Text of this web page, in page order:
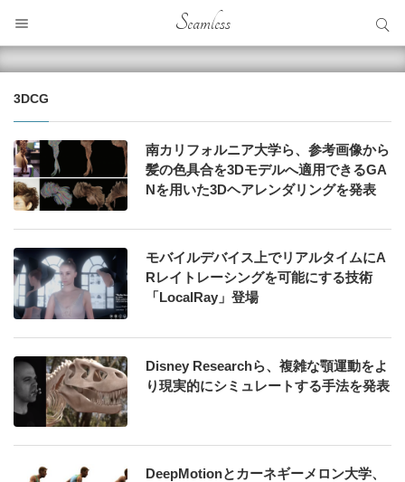
Seamless
3DCG
南カリフォルニア大学ら、参考画像から
髪の色具合を3Dモデルへ適用できるGA
Nを用いた3Dヘアレンダリングを発表
モバイルデバイス上でリアルタイムにA
Rレイトレーシングを可能にする技術
「LocalRay」登場
Disney Researchら、複雑な顎運動をよ
り現実的にシミュレートする手法を発表
DeepMotionとカーネギーメロン大学、
サイト内検索